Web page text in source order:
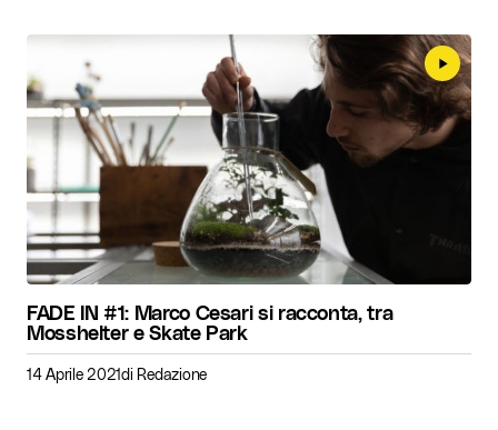
FADE IN #1: Marco Cesari si racconta, tra
Mosshelter e Skate Park
14 Aprile 2021di Redazione